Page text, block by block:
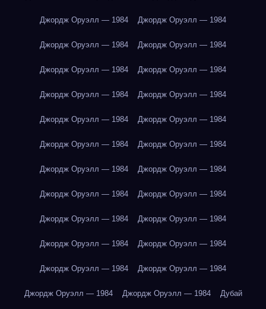
Джордж Оруэлл — 1984 Джордж Оруэлл — 1984
Джордж Оруэлл — 1984 Джордж Оруэлл — 1984
Джордж Оруэлл — 1984 Джордж Оруэлл — 1984
Джордж Оруэлл — 1984 Джордж Оруэлл — 1984
Джордж Оруэлл — 1984 Джордж Оруэлл — 1984
Джордж Оруэлл — 1984 Джордж Оруэлл — 1984
Джордж Оруэлл — 1984 Джордж Оруэлл — 1984
Джордж Оруэлл — 1984 Джордж Оруэлл — 1984
Джордж Оруэлл — 1984 Джордж Оруэлл — 1984
Джордж Оруэлл — 1984 Джордж Оруэлл — 1984
Джордж Оруэлл — 1984 Джордж Оруэлл — 1984
Джордж Оруэлл — 1984 Джордж Оруэлл — 1984 Дубай